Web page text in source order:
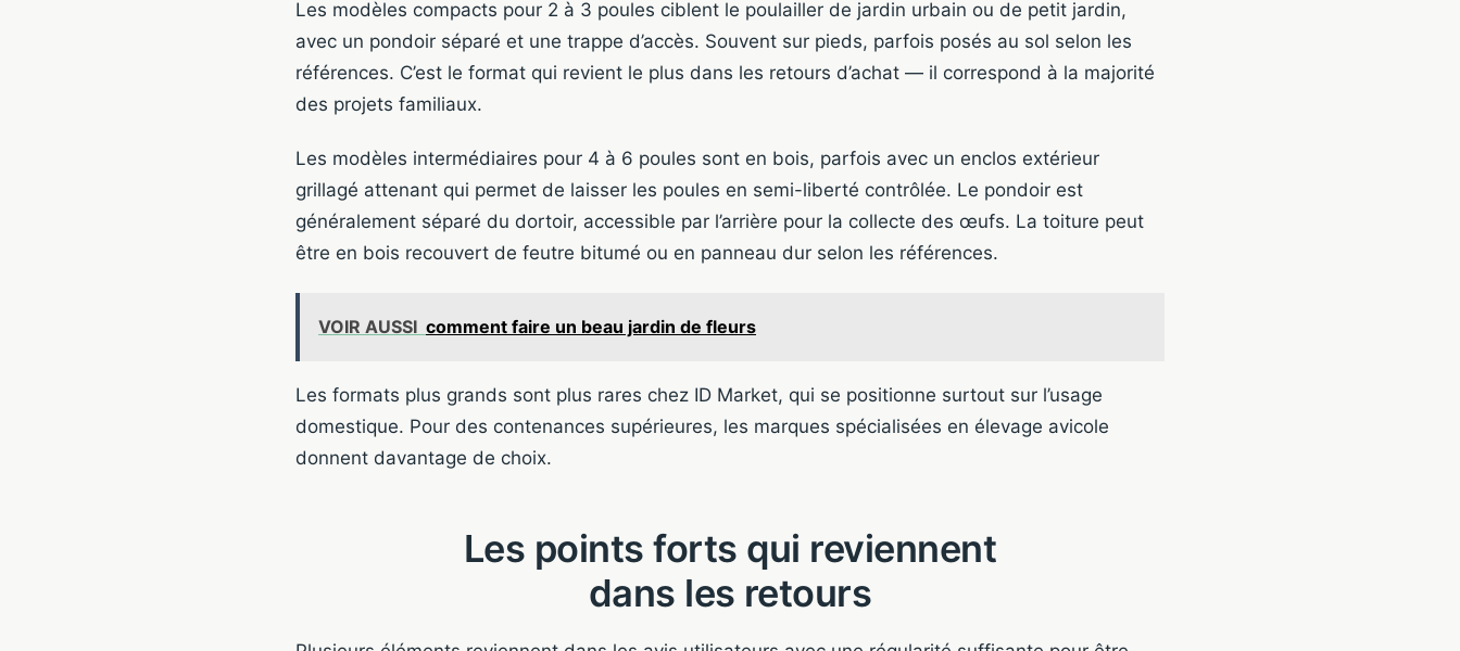
Les modèles compacts pour 2 à 3 poules ciblent le poulailler de jardin urbain ou de petit jardin,
avec un pondoir séparé et une trappe d’accès. Souvent sur pieds, parfois posés au sol selon les
références. C’est le format qui revient le plus dans les retours d’achat — il correspond à la majorité
des projets familiaux.
Les modèles intermédiaires pour 4 à 6 poules sont en bois, parfois avec un enclos extérieur
grillagé attenant qui permet de laisser les poules en semi-liberté contrôlée. Le pondoir est
généralement séparé du dortoir, accessible par l’arrière pour la collecte des œufs. La toiture peut
être en bois recouvert de feutre bitumé ou en panneau dur selon les références.
VOIR AUSSI comment faire un beau jardin de fleurs
Les formats plus grands sont plus rares chez ID Market, qui se positionne surtout sur l’usage
domestique. Pour des contenances supérieures, les marques spécialisées en élevage avicole
donnent davantage de choix.
Les points forts qui reviennent
dans les retours